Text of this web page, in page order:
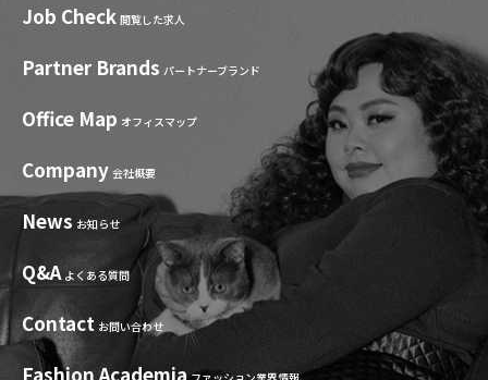
Job Check 閲覧した求人
Partner Brands パートナーブランド
Office Map オフィスマップ
Company 会社概要
News お知らせ
Q&A よくある質問
Contact お問い合わせ
Fashion Academia